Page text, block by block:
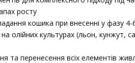
росту
кошика при внесенні у фазу 4-
олійних культурах (льон, кунжут,
та перенесення всіх елементів